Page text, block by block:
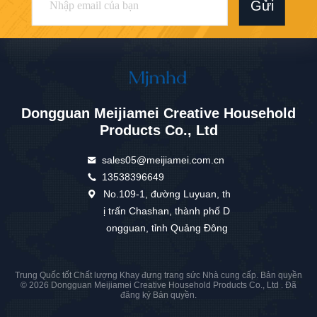
Gửi
Dongguan Meijiamei Creative Household
Products Co., Ltd
sales05@meijiamei.com.cn
13538396649
No.109-1, đường Luyuan, th
ị trấn Chashan, thành phố D
ongguan, tỉnh Quảng Đông
Trung Quốc tốt Chất lượng Khay đựng trang sức Nhà cung cấp. Bản quyền
© 2026 Dongguan Meijiamei Creative Household Products Co., Ltd . Đã
đăng ký Bản quyền.